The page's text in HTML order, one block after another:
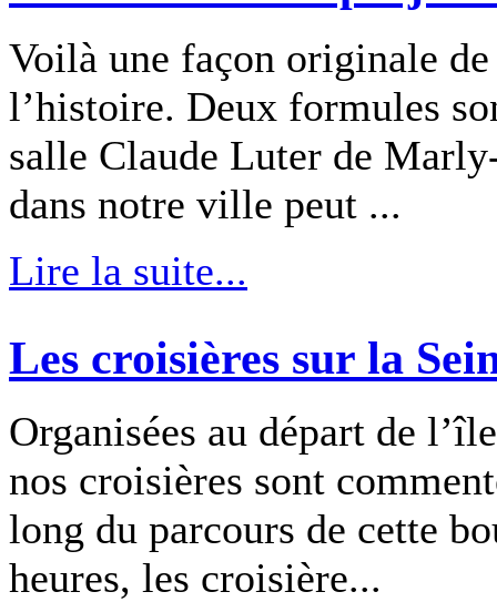
Voilà une façon originale
l’histoire. Deux formules
salle Claude Luter de
dans notre ville peut ...
Lire la suite...
Les croisières sur la
Organisées au départ de
nos croisières sont
long du parcours de cette
heures, les croisière...